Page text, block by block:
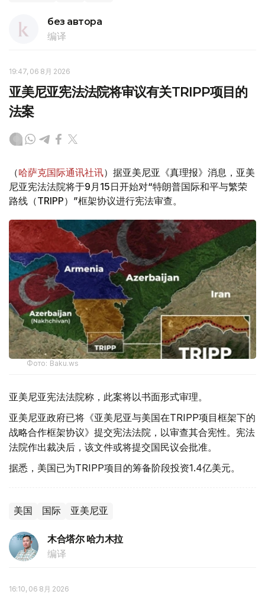
без автора
编译
19:47, 06 8月 2026
亚美尼亚宪法法院将审议有关TRIPP项目的
法案
（哈萨克国际通讯社讯）据亚美尼亚《真理报》消息，亚美
尼亚宪法法院将于9月15日开始对“特朗普国际和平与繁荣
路线（TRIPP）”框架协议进行宪法审查。
Фото: Baku.ws
亚美尼亚宪法法院称，此案将以书面形式审理。
亚美尼亚政府已将《亚美尼亚与美国在TRIPP项目框架下的
战略合作框架协议》提交宪法法院，以审查其合宪性。宪法
法院作出裁决后，该文件或将提交国民议会批准。
据悉，美国已为TRIPP项目的筹备阶段投资1.4亿美元。
美国 国际 亚美尼亚
木合塔尔 哈力木拉
编译
16:10, 06 8月 2026